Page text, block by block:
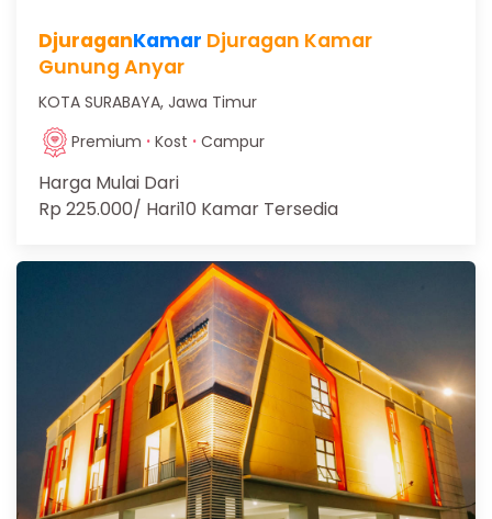
DjuraganKamar Djuragan Kamar
Gunung Anyar
KOTA SURABAYA, Jawa Timur
Premium · Kost · Campur
Harga Mulai Dari
Rp 225.000/ Hari10 Kamar Tersedia